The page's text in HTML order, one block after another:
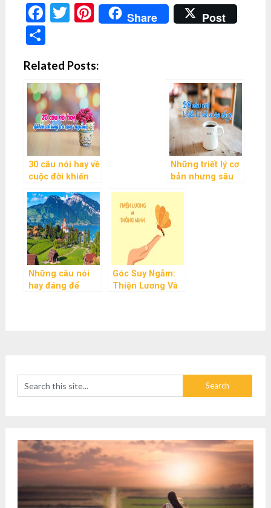
Facebook
Twitter
Pinterest
Share Post
Share
Related Posts:
30 câu nói hay về
cuộc đời khiến
suy ngẫm
Những triết lý cơ
bản nhưng sâu
Những câu nói
hay đáng để
Góc Suy Ngẫm:
Thiện Lương Và